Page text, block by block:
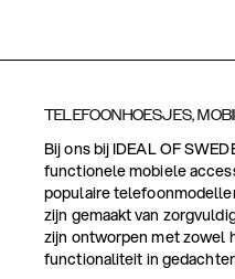
TELEFOONHOESJES,
Bij ons bij IDEAL OF
functionele mobiele
populaire
zijn gemaakt van
zijn ontworpen met zowel
functionaliteit in